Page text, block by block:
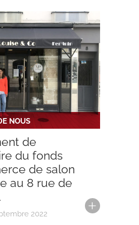
NOUS
de
du fonds
de salon
au 8 rue de
2022